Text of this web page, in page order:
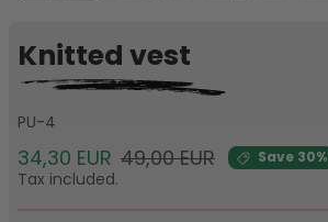
Knitted vest
PU-4
Sale price
34,30 EUR Regular price
49,00 EUR Save 30%
Tax included.